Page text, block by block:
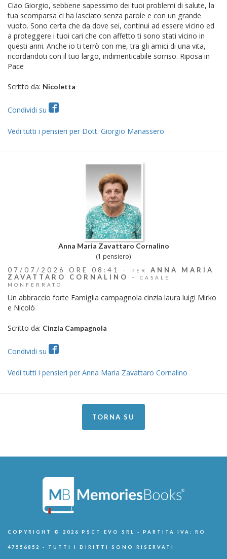
Ciao Giorgio, sebbene sapessimo dei tuoi problemi di salute, la
tua scomparsa ci ha lasciato senza parole e con un grande
vuoto. Sono certa che da dove sei, continui ad essere vicino ed
a proteggere i tuoi cari che con affetto ti sono stati vicino in
questi anni. Anche io ti terrò con me, tra gli amici di una vita,
ricordandoti con il tuo largo, indimenticabile sorriso. Riposa in
Pace
Scritto da: Nicoletta
Condividi su
Vedi tutti i pensieri per Dott. Giorgio Manassero
Anna Maria Zavattaro Cornalino
(1 pensiero)
07/07/2026 ORE 08:41 - PER
ANNA MARIA
ZAVATTARO CORNALINO
-
CASALE
MONFERRATO
Un abbraccio forte Famiglia campagnola cinzia laura luigi Mirko
e Nicolò
Scritto da: Cinzia Campagnola
Condividi su
Vedi tutti i pensieri per Anna Maria Zavattaro Cornalino
TORNA SU
COPYRIGHT © 2026 PSCT EVO SRL - PARTITA IVA: RO
47556852 - TUTTI I DIRITTI SONO RISERVATI